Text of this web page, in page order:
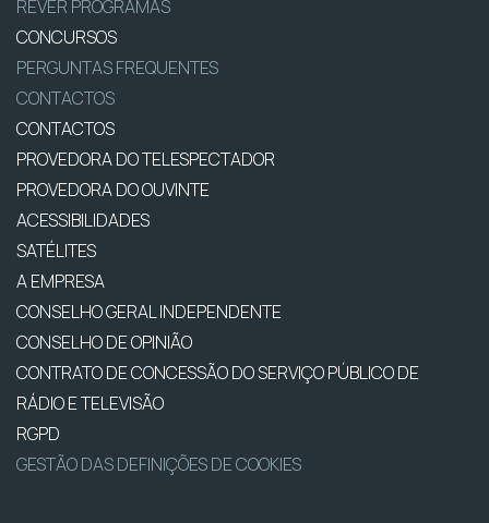
REVER PROGRAMAS
CONCURSOS
PERGUNTAS FREQUENTES
CONTACTOS
CONTACTOS
PROVEDORA DO TELESPECTADOR
PROVEDORA DO OUVINTE
ACESSIBILIDADES
SATÉLITES
A EMPRESA
CONSELHO GERAL INDEPENDENTE
CONSELHO DE OPINIÃO
CONTRATO DE CONCESSÃO DO SERVIÇO PÚBLICO DE
RÁDIO E TELEVISÃO
RGPD
GESTÃO DAS DEFINIÇÕES DE COOKIES